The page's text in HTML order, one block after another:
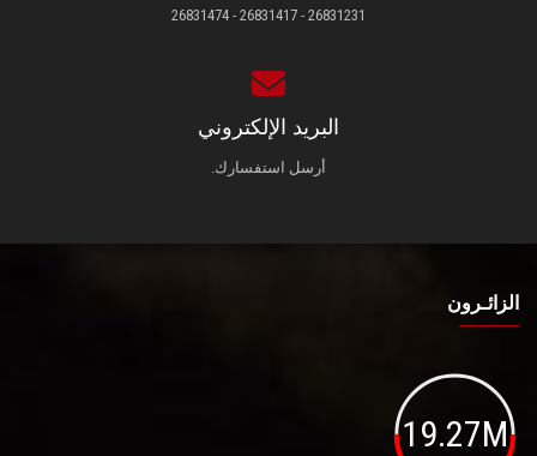
26831231 - 26831417 - 26831474
البريد الإلكتروني
أرسل استفسارك.
الزائـرون
19.27M